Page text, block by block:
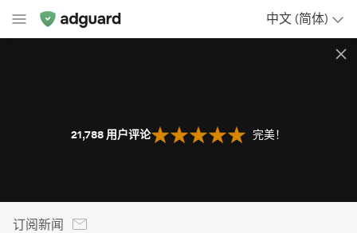
中文 (简体)
21,788 用户评论 完美！
订阅新闻